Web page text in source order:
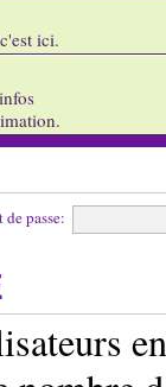
ici.
passe: